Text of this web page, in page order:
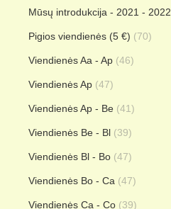
Mūsų introdukcija - 2021 - 2022
Pigios viendienės (5 €) (70)
Viendienės Aa - Ap (46)
Viendienės Ap (47)
Viendienės Ap - Be (41)
Viendienės Be - Bl (39)
Viendienės Bl - Bo (47)
Viendienės Bo - Ca (47)
Viendienės Ca - Co (39)